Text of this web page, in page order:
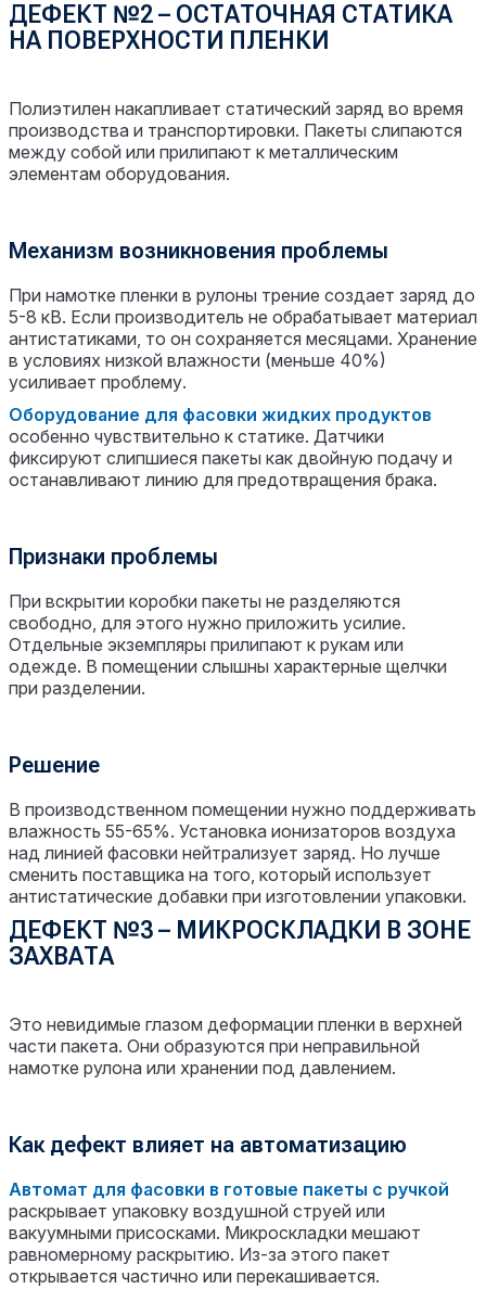
ДЕФЕКТ №2 – ОСТАТОЧНАЯ СТАТИКА
НА ПОВЕРХНОСТИ ПЛЕНКИ
Полиэтилен накапливает статический заряд во время
производства и транспортировки. Пакеты слипаются
между собой или прилипают к металлическим
элементам оборудования.
Механизм возникновения проблемы
При намотке пленки в рулоны трение создает заряд до
5-8 кВ. Если производитель не обрабатывает материал
антистатиками, то он сохраняется месяцами. Хранение
в условиях низкой влажности (меньше 40%)
усиливает проблему.
Оборудование для фасовки жидких продуктов
особенно чувствительно к статике. Датчики
фиксируют слипшиеся пакеты как двойную подачу и
останавливают линию для предотвращения брака.
Признаки проблемы
При вскрытии коробки пакеты не разделяются
свободно, для этого нужно приложить усилие.
Отдельные экземпляры прилипают к рукам или
одежде. В помещении слышны характерные щелчки
при разделении.
Решение
В производственном помещении нужно поддерживать
влажность 55-65%. Установка ионизаторов воздуха
над линией фасовки нейтрализует заряд. Но лучше
сменить поставщика на того, который использует
антистатические добавки при изготовлении упаковки.
ДЕФЕКТ №3 – МИКРОСКЛАДКИ В ЗОНЕ
ЗАХВАТА
Это невидимые глазом деформации пленки в верхней
части пакета. Они образуются при неправильной
намотке рулона или хранении под давлением.
Как дефект влияет на автоматизацию
Автомат для фасовки в готовые пакеты с ручкой
раскрывает упаковку воздушной струей или
вакуумными присосками. Микроскладки мешают
равномерному раскрытию. Из-за этого пакет
открывается частично или перекашивается.